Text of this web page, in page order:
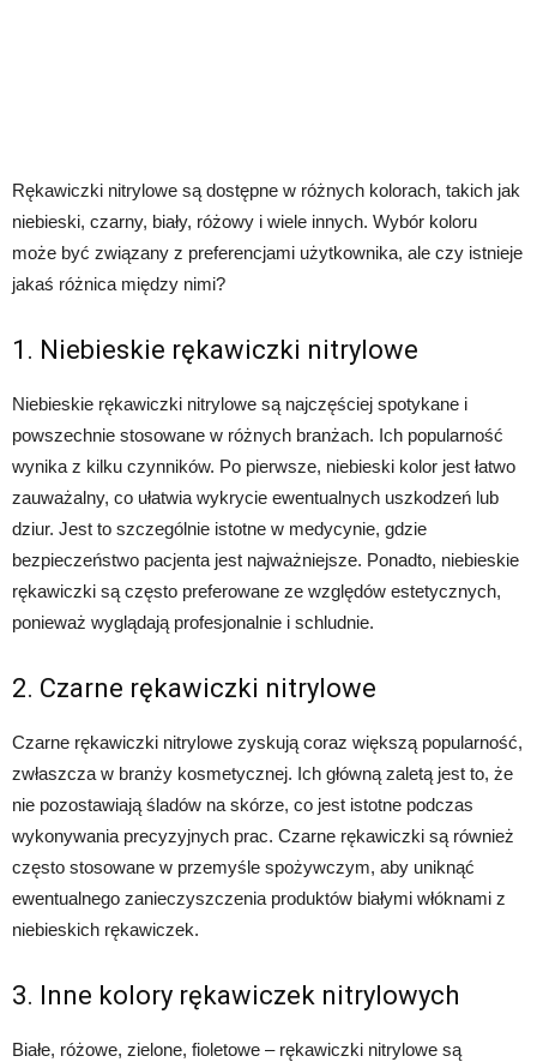
Rękawiczki nitrylowe są dostępne w różnych kolorach, takich jak
niebieski, czarny, biały, różowy i wiele innych. Wybór koloru
może być związany z preferencjami użytkownika, ale czy istnieje
jakaś różnica między nimi?
1. Niebieskie rękawiczki nitrylowe
Niebieskie rękawiczki nitrylowe są najczęściej spotykane i
powszechnie stosowane w różnych branżach. Ich popularność
wynika z kilku czynników. Po pierwsze, niebieski kolor jest łatwo
zauważalny, co ułatwia wykrycie ewentualnych uszkodzeń lub
dziur. Jest to szczególnie istotne w medycynie, gdzie
bezpieczeństwo pacjenta jest najważniejsze. Ponadto, niebieskie
rękawiczki są często preferowane ze względów estetycznych,
ponieważ wyglądają profesjonalnie i schludnie.
2. Czarne rękawiczki nitrylowe
Czarne rękawiczki nitrylowe zyskują coraz większą popularność,
zwłaszcza w branży kosmetycznej. Ich główną zaletą jest to, że
nie pozostawiają śladów na skórze, co jest istotne podczas
wykonywania precyzyjnych prac. Czarne rękawiczki są również
często stosowane w przemyśle spożywczym, aby uniknąć
ewentualnego zanieczyszczenia produktów białymi włóknami z
niebieskich rękawiczek.
3. Inne kolory rękawiczek nitrylowych
Białe, różowe, zielone, fioletowe – rękawiczki nitrylowe są